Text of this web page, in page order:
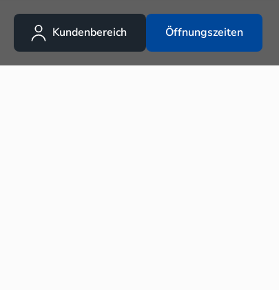
Kundenbereich Öffnungszeiten